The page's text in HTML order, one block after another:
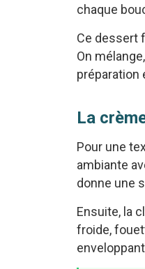
chaque
Ce dessert
On
préparation
La
Pour une
ambiante
donne une
Ensuite, la
froide,